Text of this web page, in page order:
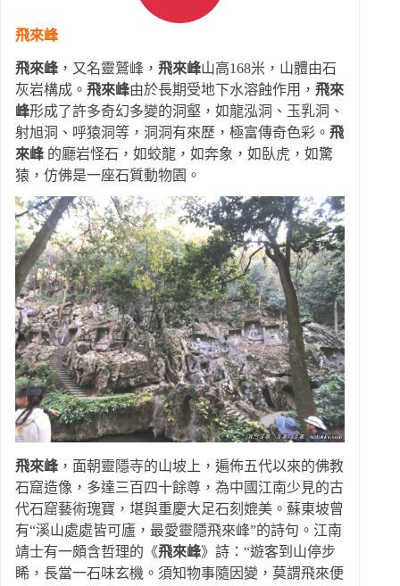
飛來峰
飛來峰，又名靈鷲峰， 飛來峰山高168米，山體由石
灰岩構成。 飛來峰由於長期受地下水溶蝕作用， 飛來
峰形成了許多奇幻多變的洞壑，如龍泓洞、玉乳洞、
射旭洞、呼猿洞等，洞洞有來歷，極富傳奇色彩。 飛
來峰 的廳岩怪石，如蛟龍，如奔象，如臥虎，如驚
猿，仿佛是一座石質動物園。
飛來峰，面朝靈隱寺的山坡上，遍佈五代以來的佛教
石窟造像，多達三百四十餘尊，為中國江南少見的古
代石窟藝術瑰寶，堪與重慶大足石刻媲美。蘇東坡曾
有“溪山處處皆可廬，最愛靈隱飛來峰”的詩句。江南
靖士有一頗含哲理的《飛來峰》詩：“遊客到山停步
睎，長當一石味玄機。須知物事隨因變，莫謂飛來便